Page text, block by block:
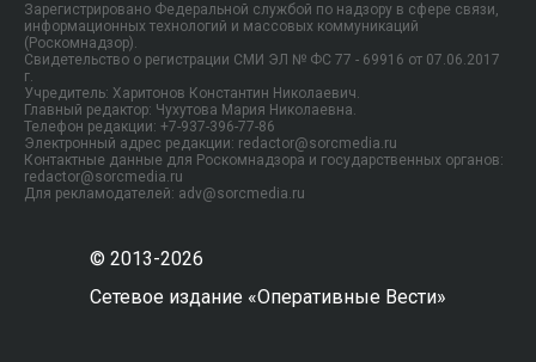
Зарегистрировано Федеральной службой по надзору в сфере связи,
информационных технологий и массовых коммуникаций
(Роскомнадзор).
Свидетельство о регистрации СМИ ЭЛ № ФС 77 - 69916 от 07.06.2017
г.
Учредитель: Харитонов Константин Николаевич.
Главный редактор: Чухутова Мария Николаевна.
Телефон редакции: +7-937-396-77-86
Электронный адрес редакции: redactor@sorcmedia.ru
Контактные данные для Роскомнадзора и государственных органов:
redactor@sorcmedia.ru
Для рекламодателей: adv@sorcmedia.ru
© 2013-2026
Сетевое издание «Оперативные Вести»